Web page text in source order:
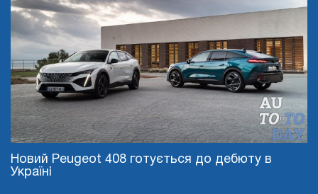
Новий Peugeot 408 готується до дебюту в
Україні